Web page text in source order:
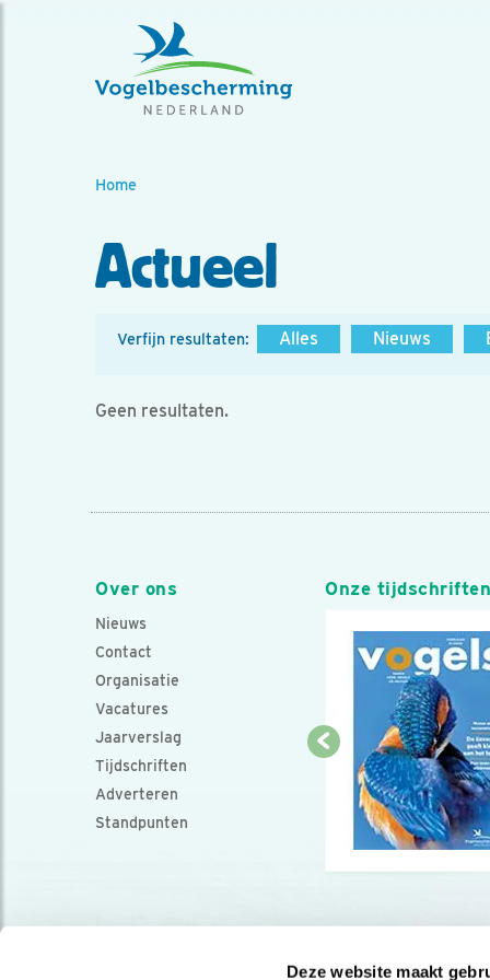
Deze website maakt
Home
Actueel
Verfijn resultaten: Alles Nieuws
Geen resultaten.
Over ons
Nieuws
Contact
Organisatie
Vacatures
Jaarverslag
Tijdschriften
Adverteren
Standpunten
Onze